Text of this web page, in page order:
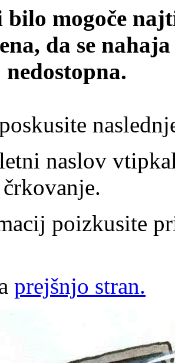
bilo mogoče
da se
naslov
poizkusite
prejšnjo stran.